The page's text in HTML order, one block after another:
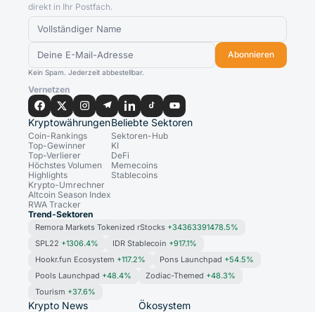
direkt in Ihr Postfach.
Abonnieren
Kein Spam. Jederzeit abbestellbar.
Vernetzen
Kryptowährungen
Coin-Rankings
Top-Gewinner
Top-Verlierer
Höchstes Volumen
Highlights
Krypto-Umrechner
Altcoin Season Index
RWA Tracker
Beliebte Sektoren
Sektoren-Hub
KI
DeFi
Memecoins
Stablecoins
Trend-Sektoren
Remora Markets Tokenized rStocks +34363391478.5%
SPL22 +1306.4% IDR Stablecoin +917.1%
Hookr.fun Ecosystem +117.2% Pons Launchpad +54.5%
Pools Launchpad +48.4% Zodiac-Themed +48.3%
Tourism +37.6%
Krypto News Ökosystem